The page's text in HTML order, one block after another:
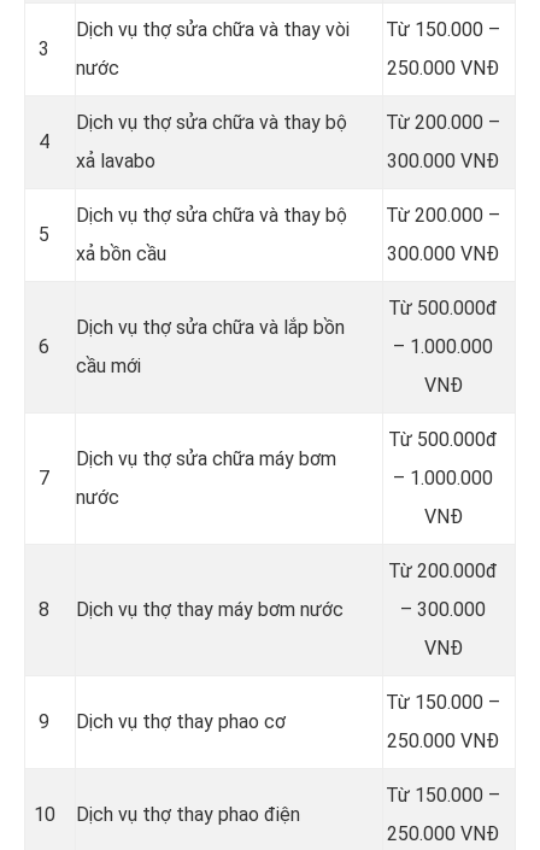
3
Dịch vụ thợ sửa chữa và thay vòi
nước
Từ 150.000 –
250.000 VNĐ
4
Dịch vụ thợ sửa chữa và thay bộ
xả lavabo
Từ 200.000 –
300.000 VNĐ
5
Dịch vụ thợ sửa chữa và thay bộ
xả bồn cầu
Từ 200.000 –
300.000 VNĐ
6
Dịch vụ thợ sửa chữa và lắp bồn
cầu mới
Từ 500.000đ
– 1.000.000
VNĐ
7
Dịch vụ thợ sửa chữa máy bơm
nước
Từ 500.000đ
– 1.000.000
VNĐ
8 Dịch vụ thợ thay máy bơm nước
Từ 200.000đ
– 300.000
VNĐ
9 Dịch vụ thợ thay phao cơ
Từ 150.000 –
250.000 VNĐ
10 Dịch vụ thợ thay phao điện
Từ 150.000 –
250.000 VNĐ